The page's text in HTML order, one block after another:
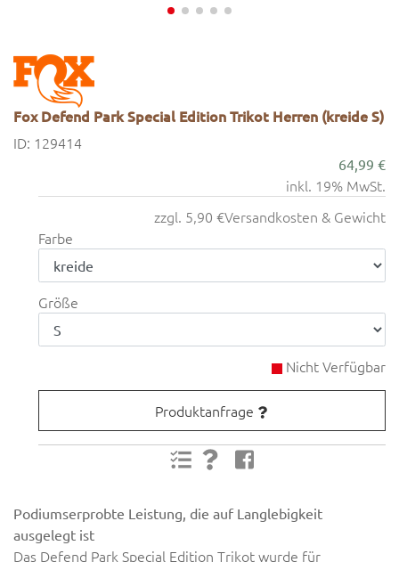
Fox Defend Park Special Edition Trikot Herren (kreide S)
ID: 129414
64,99 €
inkl. 19% MwSt.
zzgl. 5,90 €Versandkosten & Gewicht
Farbe
Größe
Nicht Verfügbar
Produktanfrage
Podiumserprobte Leistung, die auf Langlebigkeit
ausgelegt ist
Das Defend Park Special Edition Trikot wurde für